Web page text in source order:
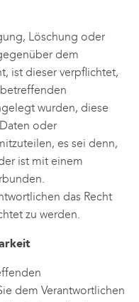
Löschung oder
dem
ist dieser verpflichtet,
wurden, diese
oder
es sei denn,
ist mit einem
das Recht
zu werden.
dem Verantwortlichen